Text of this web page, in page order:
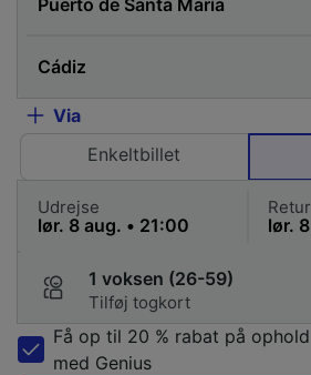
Via
Enkeltbillet
Udrejse Retur
1 voksen (26-59)
Tilføj togkort
Få op til 20 % rabat på ophold
med Genius